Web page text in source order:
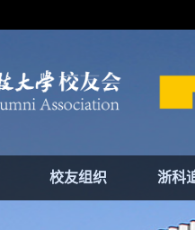
校友组织 浙科